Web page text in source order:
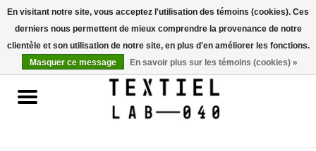
Accueil
LIVRES
En visitant notre site, vous acceptez l'utilisation des témoins (cookies). Ces
derniers nous permettent de mieux comprendre la provenance de notre
clientèle et son utilisation de notre site, en plus d'en améliorer les fonctions.
Masquer ce message
En savoir plus sur les témoins (cookies) »